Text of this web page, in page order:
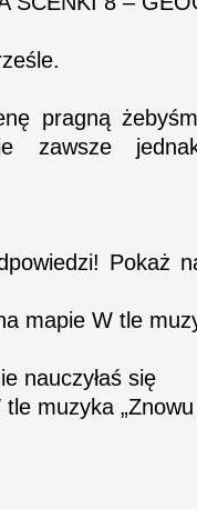
pragną
zawsze
Pokaż
mapie W tle
nauczyłaś się
muzyka